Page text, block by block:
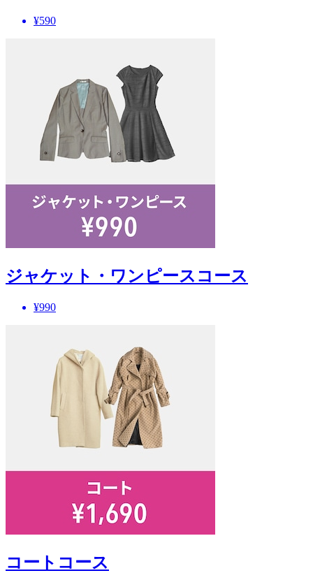
¥590
ジャケット・ワンピースコース
¥990
コートコース